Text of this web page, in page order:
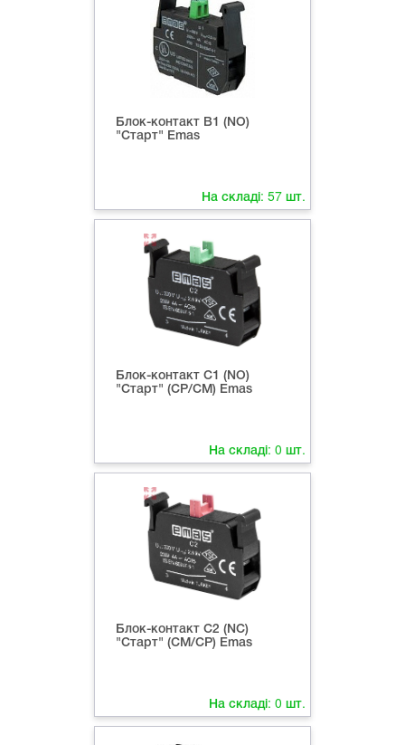
Блок-контакт B1 (NO)
"Старт" Emas
На складі: 57 шт.
Блок-контакт C1 (NO)
"Старт" (CP/CM) Emas
На складі: 0 шт.
Блок-контакт C2 (NC)
"Старт" (CM/CP) Emas
На складі: 0 шт.